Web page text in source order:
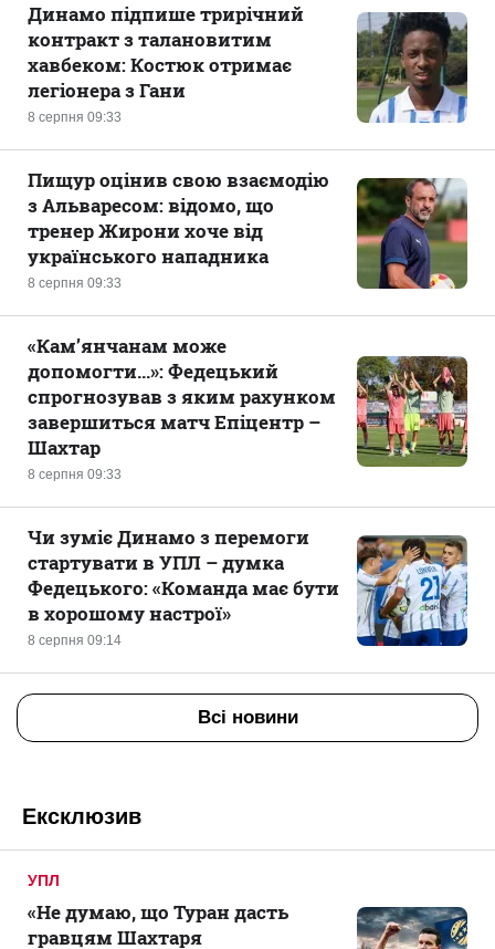
8 серпня 09:33
Динамо підпише трирічний
контракт з талановитим
хавбеком: Костюк отримає
легіонера з Гани
8 серпня 09:33
Пищур оцінив свою взаємодію
з Альваресом: відомо, що
тренер Жирони хоче від
українського нападника
8 серпня 09:33
«Кам’янчанам може
допомогти...»: Федецький
спрогнозував з яким рахунком
завершиться матч Епіцентр –
Шахтар
8 серпня 09:14
Чи зуміє Динамо з перемоги
стартувати в УПЛ – думка
Федецького: «Команда має бути
в хорошому настрої»
Всі новини
Ексклюзив
УПЛ
«Не думаю, що Туран дасть
гравцям Шахтаря